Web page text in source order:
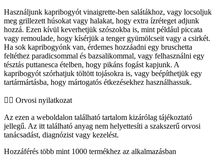
Használjunk kapribogyót vinaigrette-ben salátákhoz, vagy locsoljuk
meg grillezett húsokat vagy halakat, hogy extra ízréteget adjunk
hozzá. Ezen kívül keverhetjük szószokba is, mint például piccata
vagy remoulade, hogy kísérjük a tenger gyümölcseit vagy a csirkét.
Ha sok kapribogyónk van, érdemes hozzáadni egy bruschetta
feltéthez paradicsommal és bazsalikommal, vagy felhasználni egy
tésztás puttanesca ételben, hogy pikáns fogást kapjunk. A
kapribogyót szórhatjuk töltött tojásokra is, vagy beépíthetjük egy
tartármártásba, hogy mártogatós étkezésekhez használhassuk.
👨‍⚕️️ Orvosi nyilatkozat
Az ezen a weboldalon található tartalom kizárólag tájékoztató
jellegű. Az itt található anyag nem helyettesíti a szakszerű orvosi
tanácsadást, diagnózist vagy kezelést.
Hozzáférés több mint 1000 termékhez az alkalmazásban